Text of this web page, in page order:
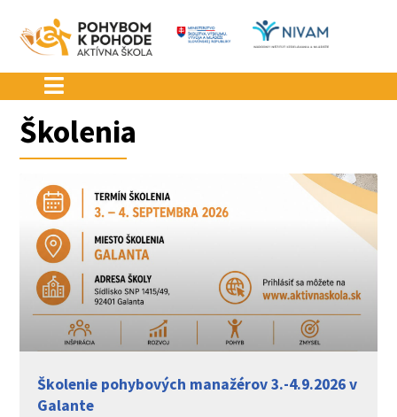
Preskočiť
na
obsah
Školenia
Školenie pohybových manažérov 3.-4.9.2026 v
Galante